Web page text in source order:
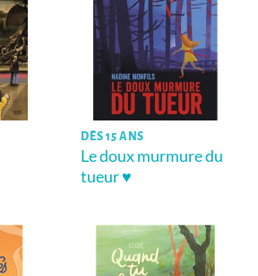
DÈS 15 ANS
Le doux murmure du
tueur ♥